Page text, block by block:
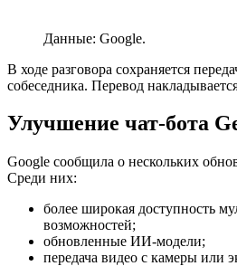
Данные: Google.
В ходе разговора сохраняется
собеседника. Перевод
Улучшение чат-бота
Google сообщила о нескольких
Среди них:
более широкая доступность
возможностей;
обновленные ИИ-модели;
передача видео с камеры или